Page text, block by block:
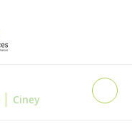
| Ciney